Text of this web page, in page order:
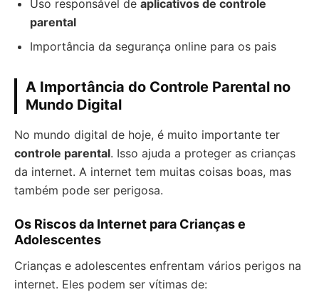
Uso responsável de aplicativos de controle
parental
Importância da segurança online para os pais
A Importância do Controle Parental no
Mundo Digital
No mundo digital de hoje, é muito importante ter
controle parental. Isso ajuda a proteger as crianças
da internet. A internet tem muitas coisas boas, mas
também pode ser perigosa.
Os Riscos da Internet para Crianças e
Adolescentes
Crianças e adolescentes enfrentam vários perigos na
internet. Eles podem ser vítimas de: